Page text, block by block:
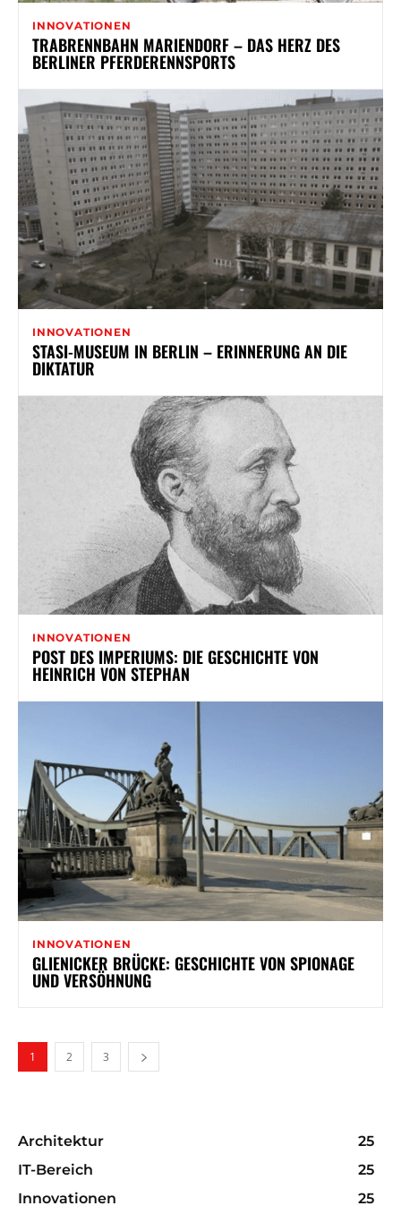
INNOVATIONEN
TRABRENNBAHN MARIENDORF – DAS HERZ DES
BERLINER PFERDERENNSPORTS
INNOVATIONEN
STASI-MUSEUM IN BERLIN – ERINNERUNG AN DIE
DIKTATUR
INNOVATIONEN
POST DES IMPERIUMS: DIE GESCHICHTE VON
HEINRICH VON STEPHAN
INNOVATIONEN
GLIENICKER BRÜCKE: GESCHICHTE VON SPIONAGE
UND VERSÖHNUNG
1 2 3
Architektur
25
IT-Bereich
25
Innovationen
25